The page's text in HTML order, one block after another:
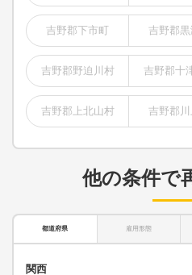
吉野郡下市町 吉野郡
吉野郡野迫川村 吉野郡十
吉野郡上北山村 吉野郡
他の条件で
都道府県 雇用形態
関西